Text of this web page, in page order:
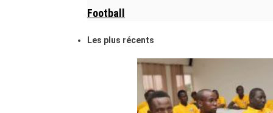
Football
Les plus récents